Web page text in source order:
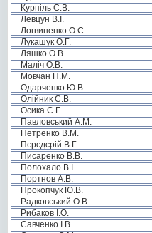
Курпіль С.В.
Левцун В.І.
Логвиненко О.С.
Лукашук О.Г.
Ляшко О.В.
Маліч О.В.
Мовчан П.М.
Одарченко Ю.В.
Олійник С.В.
Осика С.Г.
Павловський А.М.
Петренко В.М.
Пєрєдєрій В.Г.
Писаренко В.В.
Полохало В.І.
Портнов А.В.
Прокопчук Ю.В.
Радковський О.В.
Рибаков І.О.
Савченко І.В.